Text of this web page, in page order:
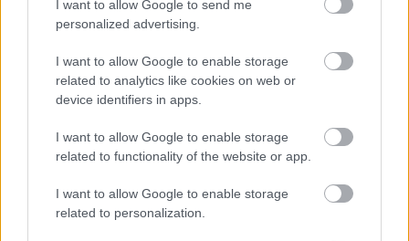
I want to allow Google to send me
personalized advertising.
I want to allow Google to enable storage
related to analytics like cookies on web or
device identifiers in apps.
I want to allow Google to enable storage
related to functionality of the website or app.
I want to allow Google to enable storage
related to personalization.
Nem szeretem a "minden gyerek..." kezdetű
tudnánk, hogy tényleg minden gyerek szereti-e a
csokifagyit pl.? És ha Zsoltika a málnát szereti? Az
már ciki? Nem, persze, hogy nem! Így most sem
mondom, de reménykedem, hogy a legtöbb
kismókus szeret…